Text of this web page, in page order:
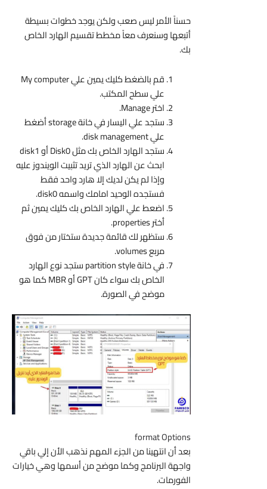
حسناً الأمر ليس صعب ولكن يوجد خطوات بسيطة
أتبعها وسنعرف معاً مخطط تقسيم الهارد الخاص
بك.
قم بالضغط كليك يمين علي My computer
علي سطح المكتب.
اختر Manage.
ستجد علي اليسار في خانة storage أضغط
علي disk management.
ستجد الهارد الخاص بك مثل Disk0 أو disk1
ابحث عن الهارد الذي تريد تثبيت الويندوز عليه
وإذا لم يكن لديك إلا هارد واحد فقط
فستجده الوحيد امامك واسمه disk0.
اضعط علي الهارد الخاص بك كليك يمين ثم
أختر properties.
ستظهر لك قائمة جديدة ستختار من فوق
مربع volumes.
في خانة partition style ستجد نوع الهارد
الخاص بك سواء كان GPT أو MBR كما هو
موضح في الصورة.
format Options
بعد أن انتهينا من الجزء المهم نذهب الأن إلي باقي
واجهة البرنامج وكما موضح من أسمها وهي خيارات
الفورمات.